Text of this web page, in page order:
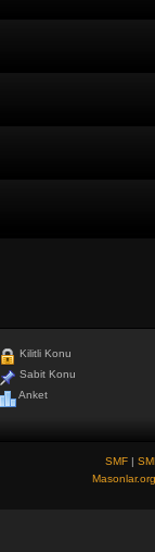
Kilitli Konu
Sabit Konu
Anket
SMF |
Masonlar.org